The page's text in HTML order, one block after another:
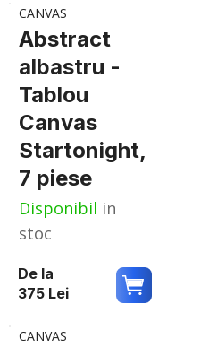
CANVAS
Abstract
albastru -
Tablou
Canvas
Startonight,
7 piese
Disponibil in
stoc
De la
375 Lei
CANVAS